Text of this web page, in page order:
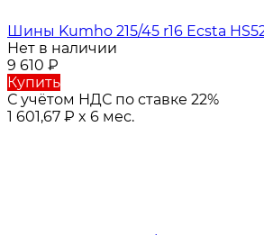
Шины Kumho 215/45 r16 Ecsta
Нет в наличии
9 610 ₽
Купить
С учётом НДС по ставке 22%
1 601,67 ₽ x 6 мес.